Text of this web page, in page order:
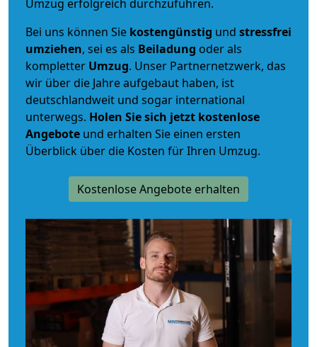
Umzug erfolgreich durchzuführen.
Bei uns können Sie kostengünstig und stressfrei
umziehen, sei es als Beiladung oder als
kompletter Umzug. Unser Partnernetzwerk, das
wir über die Jahre aufgebaut haben, ist
deutschlandweit und sogar international
unterwegs. Holen Sie sich jetzt kostenlose
Angebote und erhalten Sie einen ersten
Überblick über die Kosten für Ihren Umzug.
Kostenlose Angebote erhalten